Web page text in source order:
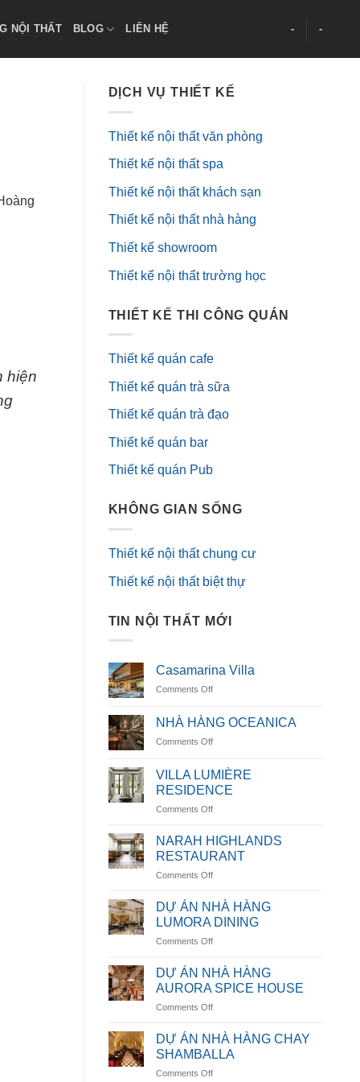
NỘI THẤT BLOG LIÊN HỆ - -
hiện
DỊCH VỤ THIẾT KẾ
Thiết kế nội thất văn phòng
Thiết kế nội thất spa
Thiết kế nội thất khách sạn
Thiết kế nội thất nhà hàng
Thiết kế showroom
Thiết kế nội thất trường học
THIẾT KẾ THI CÔNG QUÁN
Thiết kế quán cafe
Thiết kế quán trà sữa
Thiết kế quán trà đạo
Thiết kế quán bar
Thiết kế quán Pub
KHÔNG GIAN SỐNG
Thiết kế nội thất chung cư
Thiết kế nội thất biệt thự
TIN NỘI THẤT MỚI
Casamarina Villa
Comments Offon
Villa
NHÀ HÀNG OCEANICA
Comments Offon
HÀNG
OCEANICA
VILLA LUMIÈRE
RESIDENCE
Comments Offon
LUMIÈRE
RESIDENCE
NARAH HIGHLANDS
RESTAURANT
Comments Offon
HIGHLANDS
RESTAURANT
DỰ ÁN NHÀ HÀNG
LUMORA DINING
Comments Offon
ÁN
NHÀ
HÀNG
LUMORA
DỰ ÁN NHÀ HÀNG
AURORA SPICE HOUSE
Comments Offon
ÁN
NHÀ
HÀNG
AURORA
DỰ ÁN NHÀ HÀNG CHAY
SHAMBALLA
Comments Offon